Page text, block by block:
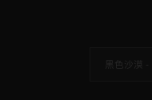
黑色沙漠 -